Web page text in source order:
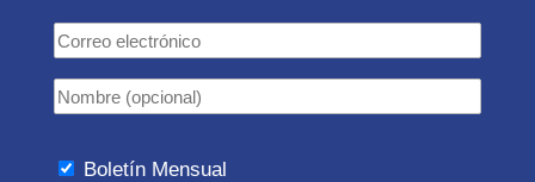
Boletín Mensual